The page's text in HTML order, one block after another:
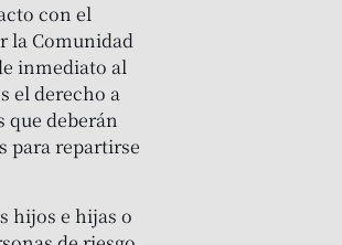
con el
la Comunidad
inmediato al
el derecho a
que deberán
para repartirse
hijos e hijas o